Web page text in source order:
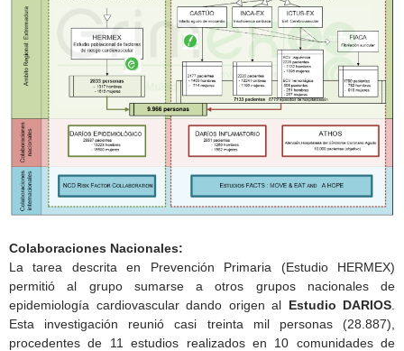
Colaboraciones Nacionales:
La tarea descrita en Prevención Primaria (Estudio HERMEX)
permitió al grupo sumarse a otros grupos nacionales de
epidemiología cardiovascular dando origen al Estudio DARIOS
Esta investigación reunió casi treinta mil personas (28.887),
procedentes de 11 estudios realizados en 10 comunidades de